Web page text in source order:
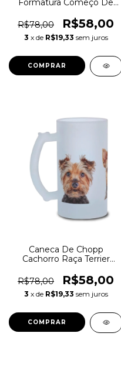
Formatura Começo De
R$78,00
R$58,00
3 x de R$19,33 sem juros
Caneca De Chopp
Cachorro Raça Terrier
R$78,00
R$58,00
3 x de R$19,33 sem juros